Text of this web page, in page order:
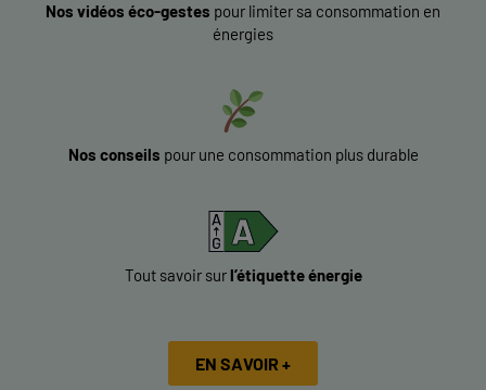
Nos vidéos éco-gestes pour limiter sa consommation en
énergies
Nos conseils pour une consommation plus durable
Tout savoir surl’étiquette énergie
EN SAVOIR +